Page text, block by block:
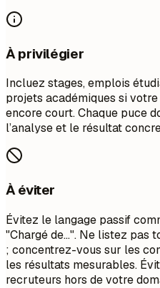
À privilégier
Incluez stages, emplois
projets académiques si
encore court. Chaque puce
l’analyse et le résultat
À éviter
Évitez le langage passif
"Chargé de...". Ne listez pas
; concentrez-vous sur les
les résultats mesurables.
recruteurs hors de votre